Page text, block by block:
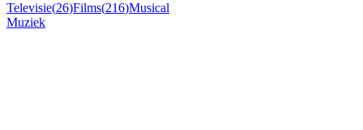
Televisie(26)Films(216)Musical
Muziek